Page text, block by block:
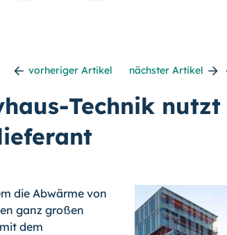
vorheriger Artikel nächster Artikel
Technik nutzt
die Abwärme von
ganz großen
dem